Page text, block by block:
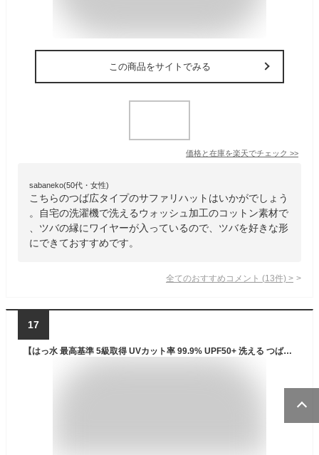
この商品をサイトでみる
価格と在庫を楽天でチェック >>
sabaneko(50代・女性)
こちらのつば広タイプのサファリハットはいかがでしょう
。自宅の洗濯機で洗えるウォッシュ加工のコットン素材で
、ツバの縁にワイヤーが入っているので、ツバを好きな形
にできておすすめです。
全てのおすすめコメント (13件) >
17
【はっ水 最高基準 5級取得 UVカット率 99.9% UPF50+ 洗える つば広】ベーシックエンチ Teflon Rain Hat テフロン レインハット 帽子 サファリハット フェス 日除け 撥水 折りたたみ アウトドア サーフハット WEB限定 オールシーズン 4色 レディース フリーサイズ hb-1626rk